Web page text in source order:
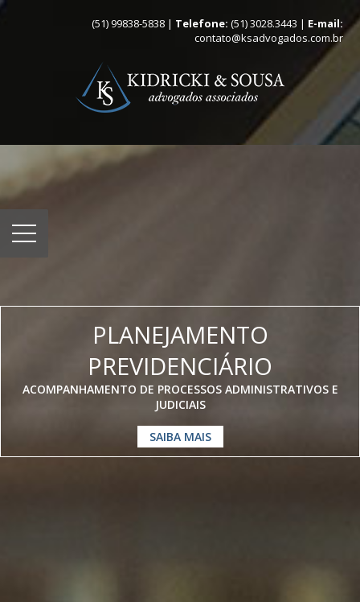
(51) 99838-5838 | Telefone: (51) 3028.3443 | E-mail:
contato@ksadvogados.com.br
PLANEJAMENTO
PREVIDENCIÁRIO
ACOMPANHAMENTO DE PROCESSOS ADMINISTRATIVOS E
JUDICIAIS
SAIBA MAIS